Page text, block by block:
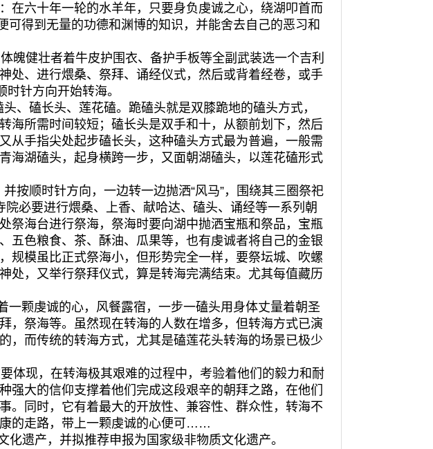
在六十年一轮的水羊年，只要身负虔诚之心，绕湖叩首而
可得到无量的功德和渊博的知识，并能舍去自己的恶习和
健壮者着牛皮护围衣、备护手板等全副武装选一个吉利
处、进行煨桑、祭拜、诵经仪式，然后或背着经卷，或手
时针方向开始转海。
、磕长头、莲花磕。跪磕头就是双膝跪地的磕头方式，
海所需时间较短；磕长头是双手和十，从额前划下，然后
从手指尖处起步磕长头，这种磕头方式最为普遍，一般需
海湖磕头，起身横跨一步，又面朝湖磕头，以莲花磕形式
按顺时针方向，一边转一边抛洒“风马”，围绕其三圈祭祀
必要进行煨桑、上香、献哈达、磕头、诵经等一系列朝
祭海台进行祭海，祭海时要向湖中抛洒宝瓶和祭品，宝瓶
五色粮食、茶、酥油、瓜果等，也有虔诚者将自己的金银
规模虽比正式祭海小，但形势完全一样，要祭坛城、吹螺
处，又举行祭拜仪式，算是转海完满结束。尤其每值藏历
颗虔诚的心，风餐露宿，一步一磕头用身体丈量着朝圣
，祭海等。虽然现在转海的人数在增多，但转海方式已演
，而传统的转海方式，尤其是磕莲花头转海的场景已极少
体现，在转海极其艰难的过程中，考验着他们的毅力和耐
强大的信仰支撑着他们完成这段艰辛的朝拜之路，在他们
。同时，它有着最大的开放性、兼容性、群众性，转海不
的走路，带上一颗虔诚的心便可……
遗产，并拟推荐申报为国家级非物质文化遗产。